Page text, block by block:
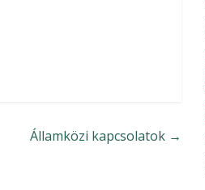
Államközi kapcsolatok →